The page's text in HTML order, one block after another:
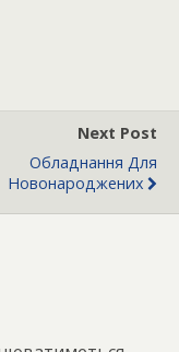
Next Post
Обладнання Для
Новонароджених